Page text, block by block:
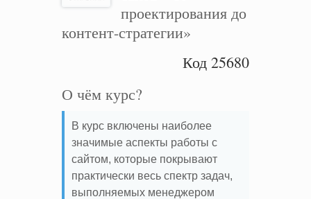
проектирования до
контент-стратегии»
Код 25680
О чём курс?
В курс включены наиболее
значимые аспекты работы с
сайтом, которые покрывают
практически весь спектр задач,
выполняемых менеджером